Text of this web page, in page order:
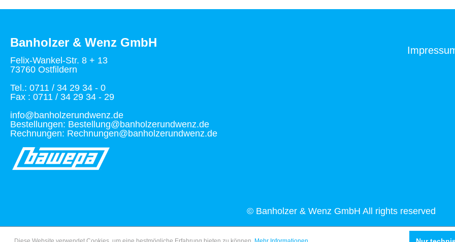
Banholzer & Wenz GmbH
Felix-Wankel-Str. 8 + 13
73760 Ostfildern
Tel.: 0711 / 34 29 34 - 0
Fax : 0711 / 34 29 34 - 29
info@banholzerundwenz.de
Bestellungen: Bestellung@banholzerundwenz.de
Rechnungen: Rechnungen@banholzerundwenz.de
© Banholzer & Wenz GmbH All rights reserved